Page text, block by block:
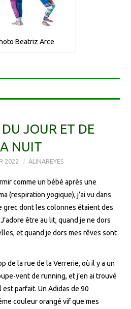
Beatriz Arce
JOUR ET DE
NUIT
2022 ALINAREYES
comme un bébé après une
(respiration yogique), j’ai vu dans
grec dont les colonnes étaient des
être au lit, quand je ne dors
et quand je dors mes rêves sont
de la rue de la Verrerie, où il y a un
vent de running, et j’en ai trouvé
est parfait. Un Adidas de 90
couleur orangé vif que mes